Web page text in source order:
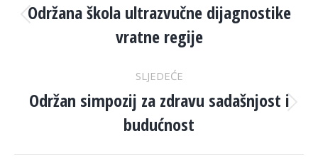
NAVIGATION
Previous
post:
Održana škola ultrazvučne dijagnostike
vratne regije
SLJEDEĆE
Next
post:
Održan simpozij za zdravu sadašnjost i
budućnost